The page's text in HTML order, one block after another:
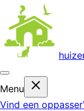
Menu
Vind een oppasser